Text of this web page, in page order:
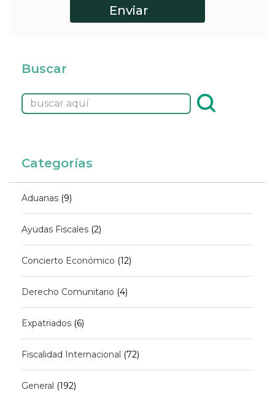
Buscar
Categorías
Aduanas (9)
Ayudas Fiscales (2)
Concierto Económico (12)
Derecho Comunitario (4)
Expatriados (6)
Fiscalidad Internacional (72)
General (192)